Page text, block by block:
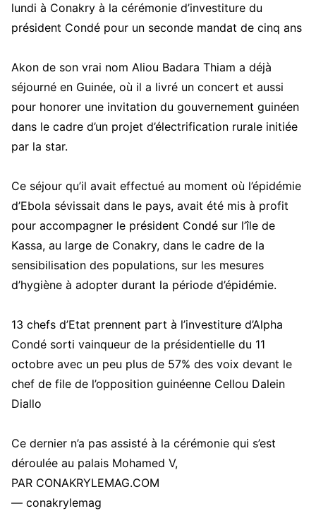
lundi à Conakry à la cérémonie d’investiture du
président Condé pour un seconde mandat de cinq ans
Akon de son vrai nom Aliou Badara Thiam a déjà
séjourné en Guinée, où il a livré un concert et aussi
pour honorer une invitation du gouvernement guinéen
dans le cadre d’un projet d’électrification rurale initiée
par la star.
Ce séjour qu’il avait effectué au moment où l’épidémie
d’Ebola sévissait dans le pays, avait été mis à profit
pour accompagner le président Condé sur l’île de
Kassa, au large de Conakry, dans le cadre de la
sensibilisation des populations, sur les mesures
d’hygiène à adopter durant la période d’épidémie.
13 chefs d’Etat prennent part à l’investiture d’Alpha
Condé sorti vainqueur de la présidentielle du 11
octobre avec un peu plus de 57% des voix devant le
chef de file de l’opposition guinéenne Cellou Dalein
Diallo
Ce dernier n’a pas assisté à la cérémonie qui s’est
déroulée au palais Mohamed V,
PAR CONAKRYLEMAG.COM
— conakrylemag